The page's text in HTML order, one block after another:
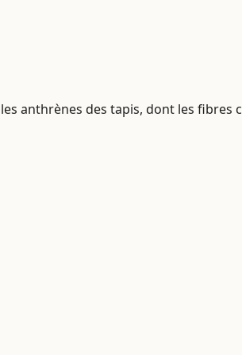
anthrènes des tapis, dont les fibres